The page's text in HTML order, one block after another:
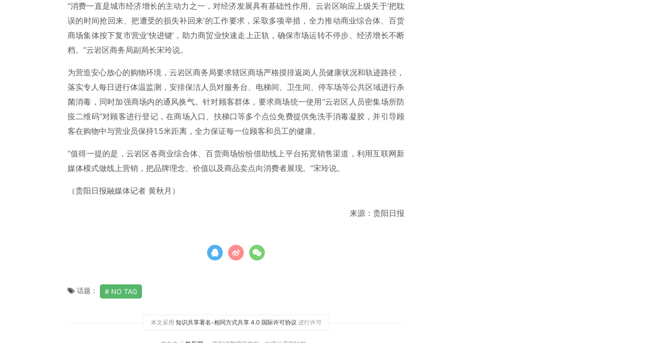
“消费一直是城市经济增长的主动力之一，对经济发展具有基础性作用。云岩区响应上级关于‘把耽
误的时间抢回来、把遭受的损失补回来’的工作要求，采取多项举措，全力推动商业综合体、百货
商场集体按下复市营业‘快进键’，助力商贸业快速走上正轨，确保市场运转不停步、经济增长不断
档。”云岩区商务局副局长宋玲说。
为营造安心放心的购物环境，云岩区商务局要求辖区商场严格摸排返岗人员健康状况和轨迹路径，
落实专人每日进行体温监测，安排保洁人员对服务台、电梯间、卫生间、停车场等公共区域进行杀
菌消毒，同时加强商场内的通风换气。针对顾客群体，要求商场统一使用“云岩区人员密集场所防
疫二维码”对顾客进行登记，在商场入口、扶梯口等多个点位免费提供免洗手消毒凝胶，并引导顾
客在购物中与营业员保持1.5米距离，全力保证每一位顾客和员工的健康。
“值得一提的是，云岩区各商业综合体、百货商场纷纷借助线上平台拓宽销售渠道，利用互联网新
媒体模式做线上营销，把品牌理念、价值以及商品卖点向消费者展现。”宋玲说。
（贵阳日报融媒体记者 黄秋月）
来源：贵阳日报
话题： NO TAG
本文采用 知识共享署名-相同方式共享 4.0 国际许可协议 进行许可